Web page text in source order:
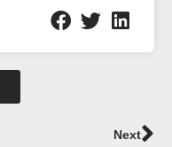
Next